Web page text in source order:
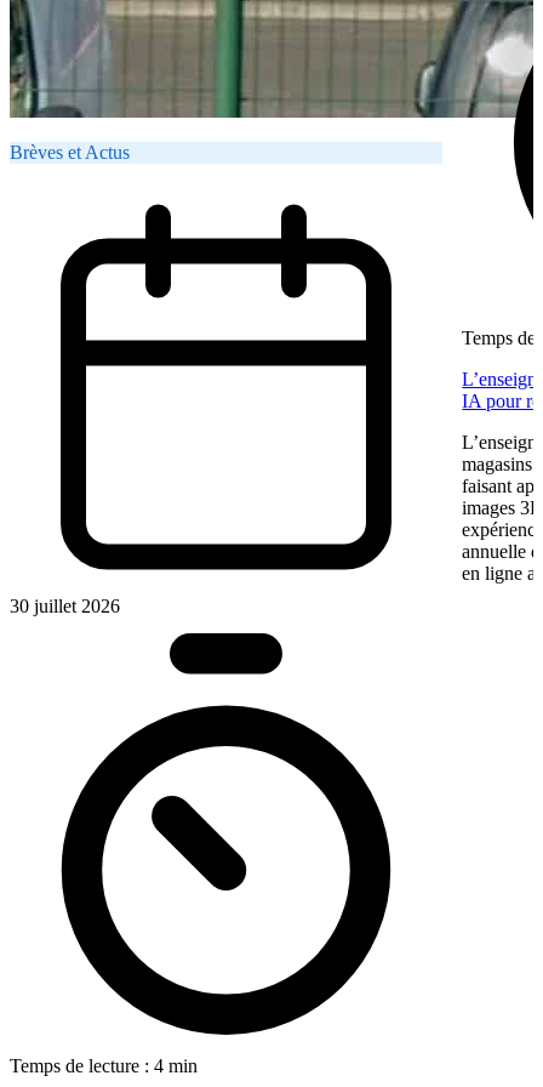
Brèves et Actus
30 juillet 2026
Temps de lecture : 4 min
Temps de
IA pour
magasins
faisant
images
annuelle
en ligne